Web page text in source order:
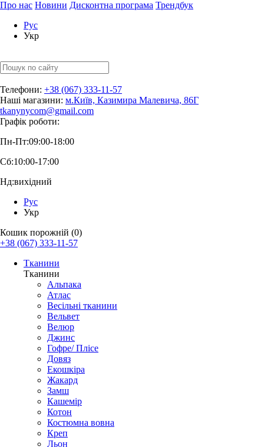
Про нас Новини Дисконтна програма Трендбук
Рус
Укр
Телефони: +38 (067) 333-11-57
Наші магазини: м.Київ, Казимира Малевича, 86Г
tkanynycom@gmail.com
Графік роботи:
Пн-Пт:09:00-18:00
Сб:10:00-17:00
Нд:вихідний
Рус
Укр
Кошик порожній (0)
+38 (067) 333-11-57
Тканини
Тканини
Альпака
Атлас
Весільні тканини
Вельвет
Велюр
Джинс
Гофре/ Плісе
Довяз
Екошкіра
Жакард
Замш
Кашемір
Котон
Костюмна вовна
Креп
Льон